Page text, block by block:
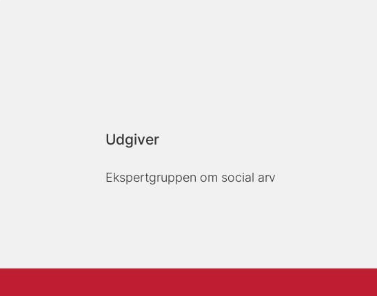
Udgiver
Ekspertgruppen om social arv